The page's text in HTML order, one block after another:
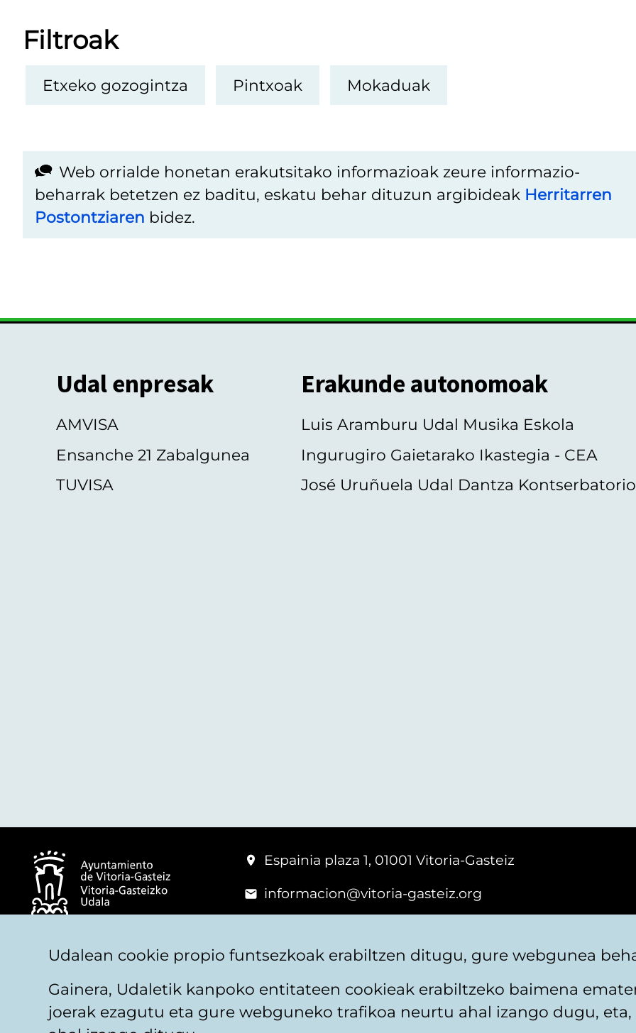
Filtroak
Etxeko gozogintza Pintxoak Mokaduak
Web orrialde honetan erakutsitako informazioak zeure informazio-
beharrak betetzen ez baditu, eskatu behar dituzun argibideak Herritarren
Postontziaren bidez.
Udal enpresak
AMVISA
Ensanche 21 Zabalgunea
TUVISA
Erakunde autonomoak
Luis Aramburu Udal Musika Eskola
Ingurugiro Gaietarako Ikastegia - CEA
José Uruñuela Udal Dantza
© Vitoria-Gasteizko Udala
Espainia plaza 1, 01001 Vitoria-Gasteiz
informacion@vitoria-gasteiz.org
Legezko oharra Pribatutasuna
Udalean cookie propio funtsezkoak erabiltzen ditugu, gure webgunea
Gainera, Udaletik kanpoko entitateen cookieak erabiltzeko baimena
joerak ezagutu eta gure webguneko trafikoa neurtu ahal izango dugu,